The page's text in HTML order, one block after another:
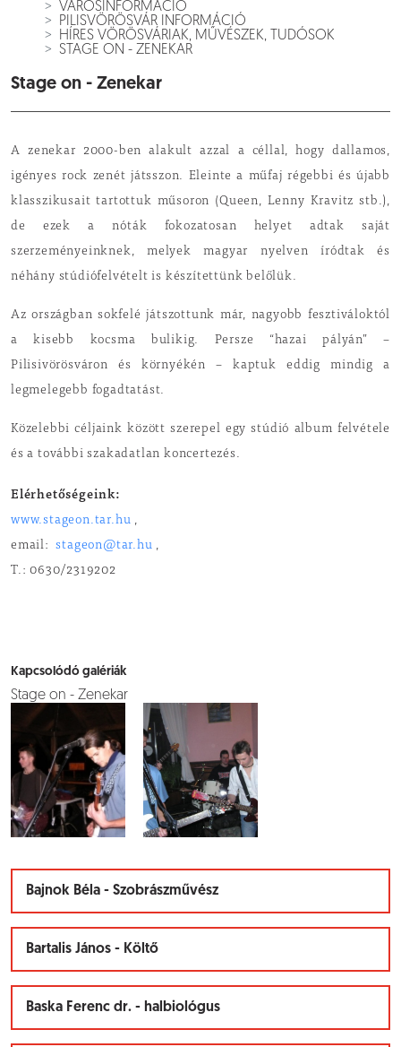
VÁROSINFORMÁCIÓ
PILISVÖRÖSVÁR INFORMÁCIÓ
HÍRES VÖRÖSVÁRIAK, MŰVÉSZEK, TUDÓSOK
STAGE ON - ZENEKAR
Stage on - Zenekar
A zenekar 2000-ben alakult azzal a céllal, hogy dallamos,
igényes rock zenét játsszon. Eleinte a műfaj régebbi és újabb
klasszikusait tartottuk műsoron (Queen, Lenny Kravitz stb.),
de ezek a nóták fokozatosan helyet adtak saját
szerzeményeinknek, melyek magyar nyelven íródtak és
néhány stúdiófelvételt is készítettünk belőlük.
Az országban sokfelé játszottunk már, nagyobb fesztiváloktól
a kisebb kocsma bulikig. Persze “hazai pályán” –
Pilisivörösváron és környékén – kaptuk eddig mindig a
legmelegebb fogadtatást.
Közelebbi céljaink között szerepel egy stúdió album felvétele
és a további szakadatlan koncertezés.
Elérhetőségeink:
www.stageon.tar.hu ,
email:stageon@tar.hu ,
T.: 0630/2319202
Kapcsolódó galériák
Stage on - Zenekar
Bajnok Béla - Szobrászművész
Bartalis János - Költő
Baska Ferenc dr. - halbiológus